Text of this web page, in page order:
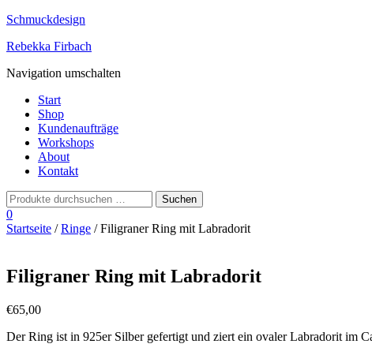
Schmuckdesign
Rebekka Firbach
Navigation umschalten
Start
Shop
Kundenaufträge
Workshops
About
Kontakt
0
Startseite /Ringe / Filigraner Ring mit Labradorit
Filigraner Ring mit Labradorit
€65,00
Der Ring ist in 925er Silber gefertigt und ziert ein ovaler Labradorit im